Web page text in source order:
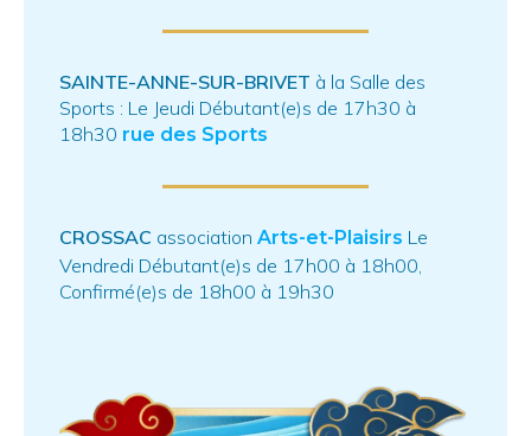
SAINTE-ANNE-SUR-BRIVET à la Salle des
Sports : Le Jeudi Débutant(e)s de 17h30 à
18h30 rue des Sports
CROSSAC association Arts-et-Plaisirs Le
Vendredi Débutant(e)s de 17h00 à 18h00,
Confirmé(e)s de 18h00 à 19h30